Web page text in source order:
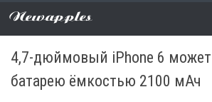
Newapples
АНАЛИТИКА/НОВОСТИ
4,7-дюймовый iPhone 6
батарею ёмкостью 2100 мАч